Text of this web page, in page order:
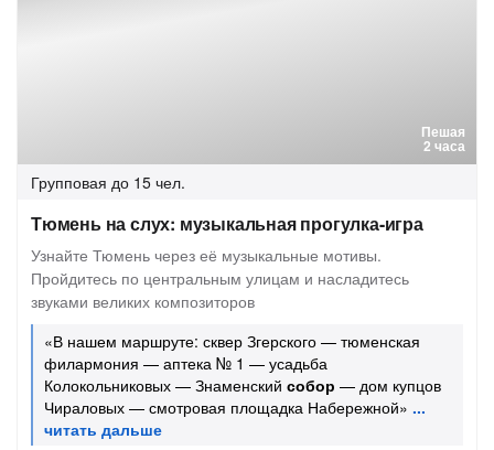
Пешая
2 часа
Групповая до 15 чел.
Тюмень на слух: музыкальная прогулка-игра
Узнайте Тюмень через её музыкальные мотивы.
Пройдитесь по центральным улицам и насладитесь
звуками великих композиторов
«В нашем маршруте: сквер Згерского — тюменская
филармония — аптека № 1 — усадьба
Колокольниковых — Знаменский собор — дом купцов
Чираловых — смотровая площадка Набережной»